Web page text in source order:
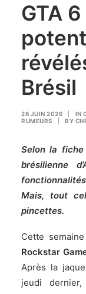
GTA
Brésil
26 JUIN 2026 IN
RUMEURS
BY
Selon la
brésilienne
Mais, tout
pincettes.
Cette
Rockstar
Après la
jeudi